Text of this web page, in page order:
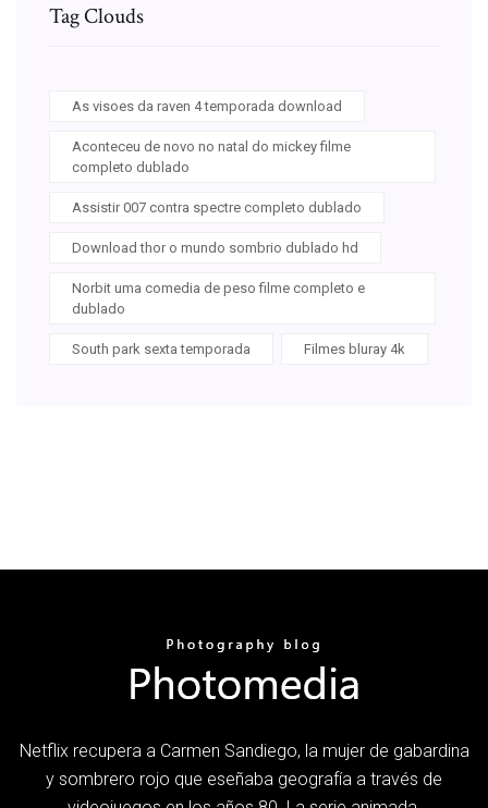
Tag Clouds
As visoes da raven 4 temporada download
Aconteceu de novo no natal do mickey filme
completo dublado
Assistir 007 contra spectre completo dublado
Download thor o mundo sombrio dublado hd
Norbit uma comedia de peso filme completo e
dublado
South park sexta temporada Filmes bluray 4k
Netflix recupera a Carmen Sandiego, la mujer de gabardina
y sombrero rojo que eseñaba geografía a través de